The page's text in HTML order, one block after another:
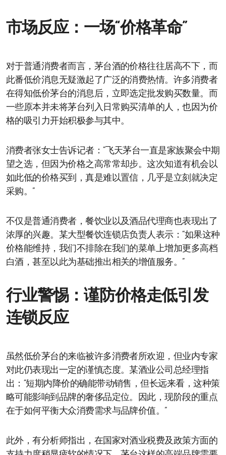
市场反应：一场“价格革命”
对于普通消费者而言，茅台酒的价格往往居高不下，而
此番低价消息无疑激起了广泛的消费热情。许多消费者
在得知低价茅台的消息后，立即选定批发购买数量。而
一些原本并未将茅台列入日常购买清单的人，也因为价
格的吸引力开始积极参与其中。
消费者张女士告诉记者：“飞天茅台一直是家族聚会中期
望之选，但因为价格之高常常却步。这次知道有机会以
如此低的价格买到，真是难以置信，几乎是立刻就决定
采购。”
不仅是普通消费者，餐饮业以及酒品代理商也表现出了
浓厚的兴趣。某大型餐饮连锁店负责人表示：“如果这种
价格能维持，我们不排除在我们的菜单上增加更多高档
白酒，甚至以此为基础推出相关的增值服务。”
行业警惕：谨防价格走低引发
连锁反应
虽然低价茅台的来临被许多消费者所欢迎，但业内专家
对此仍表现出一定的谨慎态度。某酒业公司总经理指
出：“短期内降价的确能带动销售，但长远来看，这种策
略可能影响到品牌的奢侈品定位。因此，现阶段的重点
在于如何平衡大众消费需求与品牌价值。”
此外，有分析师指出，在国家对酒业税费及政策方面的